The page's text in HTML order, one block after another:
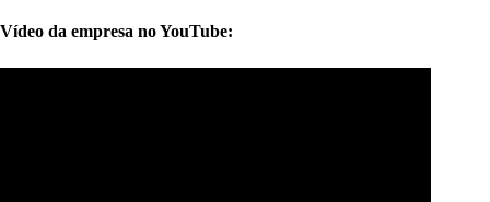
Vídeo da empresa no YouTube: